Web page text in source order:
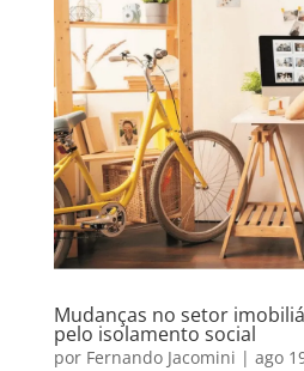
Mudanças no setor
pelo isolamento social
por Fernando Jacomini | ago